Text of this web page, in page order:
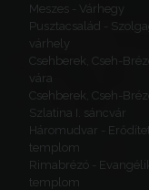
Meszes - Várhegy
Pusztacsalád -
várhely
Csehberek, Cseh-
vára
Csehberek, Cseh-
Szlatina I. sáncvár
Háromudvar -
templom
Rimabrézó -
templom